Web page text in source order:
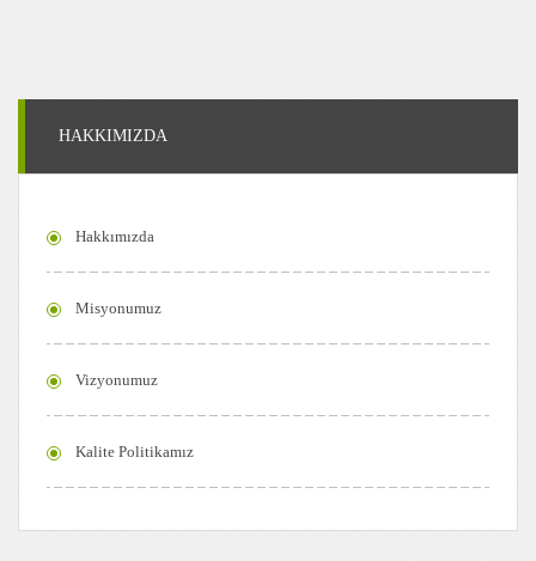
HAKKIMIZDA
Hakkımızda
Misyonumuz
Vizyonumuz
Kalite Politikamız